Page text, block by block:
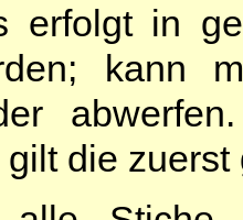
erfolgt in
kann
die